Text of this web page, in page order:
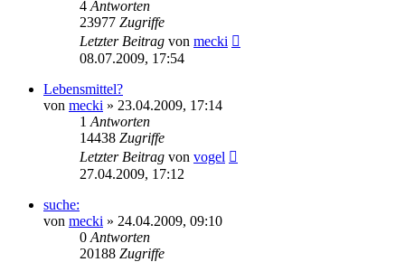
4 Antworten
23977 Zugriffe
Letzter Beitrag von mecki
08.07.2009, 17:54
Lebensmittel?
von mecki » 23.04.2009, 17:14
1 Antworten
14438 Zugriffe
Letzter Beitrag von vogel
27.04.2009, 17:12
suche:
von mecki » 24.04.2009, 09:10
0 Antworten
20188 Zugriffe